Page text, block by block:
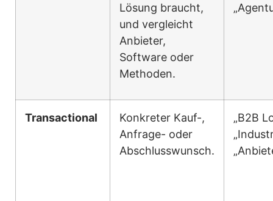
Lösung braucht,
und vergleicht
Anbieter,
Software oder
Methoden.
Transactional
Konkreter Kauf-,
Anfrage- oder
Abschlusswunsch.
„B2B